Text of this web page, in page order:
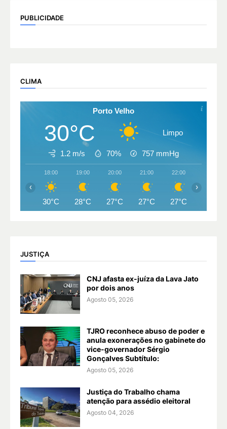
PUBLICIDADE
CLIMA
Porto Velho
30°C Limpo
1.2 m/s 70% 757 mmHg
18:00
30°C
19:00
28°C
20:00
27°C
21:00
27°C
22:00
27°C
‹ ›
JUSTIÇA
CNJ afasta ex-juíza da Lava Jato
por dois anos
Agosto 05, 2026
TJRO reconhece abuso de poder e
anula exonerações no gabinete do
vice-governador Sérgio
Gonçalves Subtítulo:
Agosto 05, 2026
Justiça do Trabalho chama
atenção para assédio eleitoral
Agosto 04, 2026